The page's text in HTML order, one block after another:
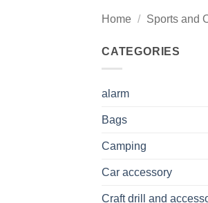
Home / Sports and
CATEGORIES
alarm
Bags
Camping
Car accessory
Craft drill and